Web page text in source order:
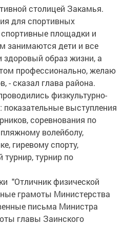
столицей Закамья.
для спортивных
площадки и
занимаются дети и все
образ жизни, а
профессионально, желаю
- сказал глава района.
физкультурно-
выступления
соревнования по
пляжному волейболу,
гиревому спорту,
турнир по
"Отличник физической
грамоты Министерства
письма Министра
главы Заинского